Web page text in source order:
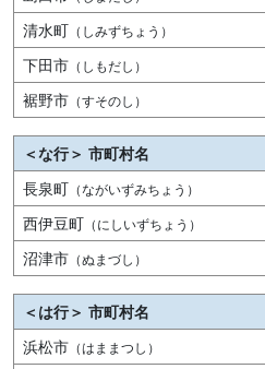
清水町 （しみずちょう）
下田市 （しもだし）
裾野市 （すそのし）
＜な行＞ 市町村名
長泉町 （ながいずみちょう）
西伊豆町 （にしいずちょう）
沼津市 （ぬまづし）
＜は行＞ 市町村名
浜松市 （はままつし）